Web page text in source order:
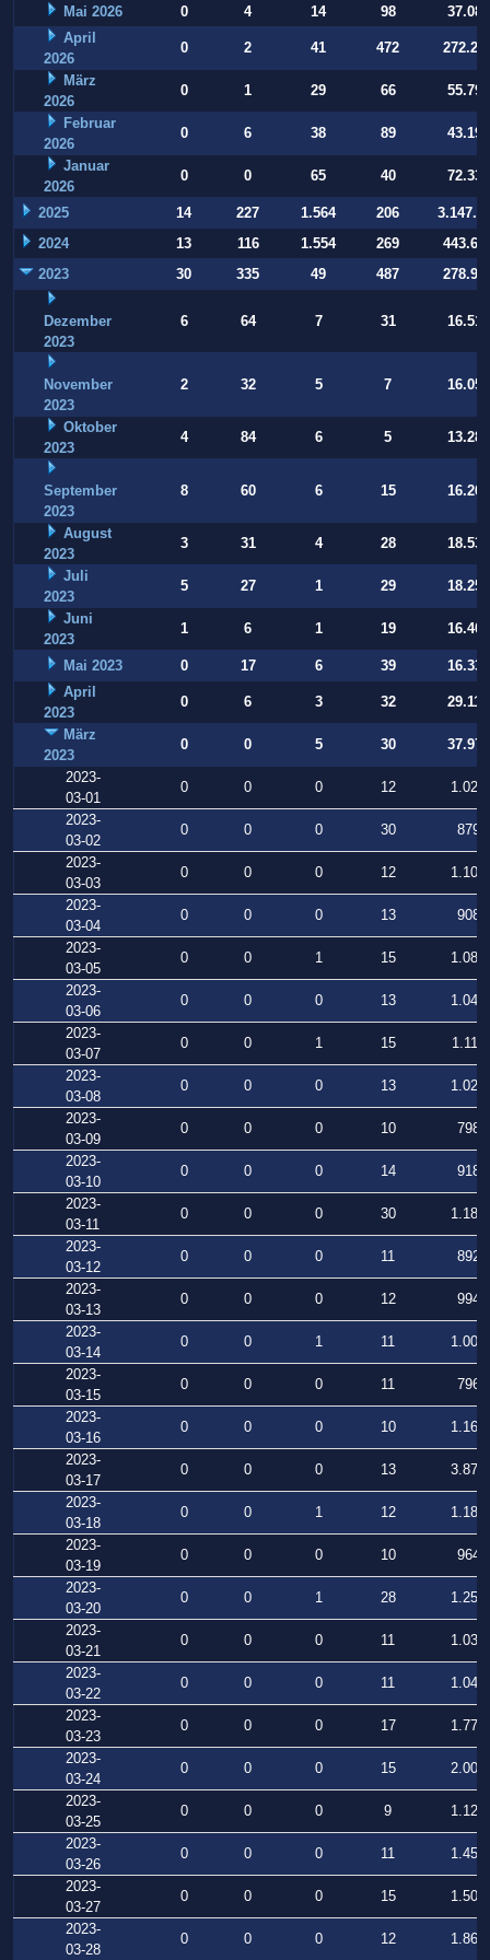
Mai 2026 0 4 14 98
37.084
April
2026
0 2 41 472
März
2026
0 1 29 66
55.794
Februar
2026
0 6 38 89
43.197
Januar
2026
0 0 65 40 72.332
2025 14 227 1.564 206
2024
13 116 1.554 269
2023
30 335 49 487
Dezember
2023
6 64 7 31 16.514
November
2023
2 32 5 7 16.054
Oktober
2023
4 84 6 5 13.283
September
2023
8 60 6 15 16.269
August
2023
3 31 4 28
18.531
Juli
2023
5 27 1 29
18.252
Juni
2023
1 6 1 19 16.409
Mai 2023 0 17 6 39
16.331
April
2023
0 6 3 32
29.112
März
2023
0 0 5 30
37.973
2023-
03-01
0 0 0 12
1.025
2023-
03-02
0 0 0 30
879
2023-
03-03
0 0 0 12
1.106
2023-
03-04
0 0 0 13
908
2023-
03-05
0 0 1 15
1.080
2023-
03-06
0 0 0 13
1.042
2023-
03-07
0 0 1 15
1.111
2023-
03-08
0 0 0 13
1.023
2023-
03-09
0 0 0 10
798
2023-
03-10
0 0 0 14
918
2023-
03-11
0 0 0 30
1.181
2023-
03-12
0 0 0 11
892
2023-
03-13
0 0 0 12
994
2023-
03-14
0 0 1 11
1.007
2023-
03-15
0 0 0 11
796
2023-
03-16
0 0 0 10
1.164
2023-
03-17
0 0 0 13
3.871
2023-
03-18
0 0 1 12
1.183
2023-
03-19
0 0 0 10
964
2023-
03-20
0 0 1 28
1.255
2023-
03-21
0 0 0 11
1.039
2023-
03-22
0 0 0 11
1.048
2023-
03-23
0 0 0 17
1.773
2023-
03-24
0 0 0 15
2.004
2023-
03-25
0 0 0 9
1.124
2023-
03-26
0 0 0 11
1.452
2023-
03-27
0 0 0 15
1.500
2023-
03-28
0 0 0 12
1.862